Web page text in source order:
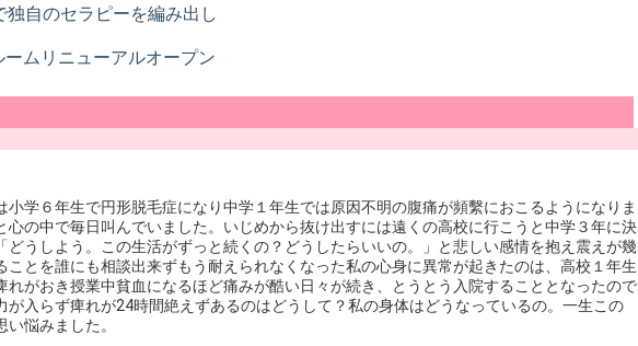
自のセラピーを編み出し
リニューアルオープン
学６年生で円形脱毛症になり中学１年生では原因不明の腹痛が頻繫におこるようになりま
の中で毎日叫んでいました。いじめから抜け出すには遠くの高校に行こうと中学３年に決
うしよう。この生活がずっと続くの？どうしたらいいの。」と悲しい感情を抱え震えが幾
ことを誰にも相談出来ずもう耐えられなくなった私の心身に異常が起きたのは、高校１年生
がおき授業中貧血になるほど痛みが酷い日々が続き、とうとう入院することとなったので
入らず痺れが24時間絶えずあるのはどうして？私の身体はどうなっているの。一生この
悩みました。